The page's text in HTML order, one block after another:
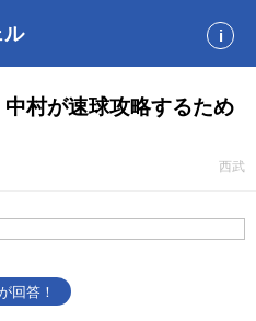
ル i
中村が速球攻略するため
西武
回答！